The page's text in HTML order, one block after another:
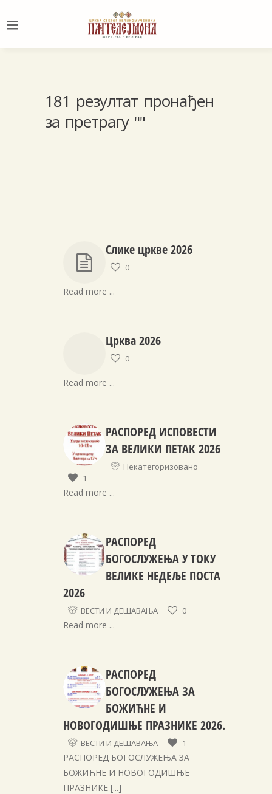
181 резултат пронађен
за претрагу ""
Слике цркве 2026
0
Read more ...
Црква 2026
0
Read more ...
РАСПОРЕД ИСПОВЕСТИ
ЗА ВЕЛИКИ ПЕТАК 2026
Некатегоризовано
1
Read more ...
РАСПОРЕД
БОГОСЛУЖЕЊА У ТОКУ
ВЕЛИКЕ НЕДЕЉЕ ПОСТА
2026
ВЕСТИ И ДЕШАВАЊА 0
Read more ...
РАСПОРЕД
БОГОСЛУЖЕЊА ЗА
БОЖИЋНЕ И
НОВОГОДИШЊЕ ПРАЗНИКЕ 2026.
ВЕСТИ И ДЕШАВАЊА 1
РАСПОРЕД БОГОСЛУЖЕЊА ЗА
БОЖИЋНЕ И НОВОГОДИШЊЕ
ПРАЗНИКЕ [...]